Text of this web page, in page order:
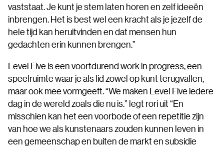
vaststaat. Je kunt je stem laten horen en zelf ideeën
inbrengen. Het is best wel een kracht als je jezelf de
hele tijd kan heruitvinden en dat mensen hun
gedachten erin kunnen brengen.”
Level Five is een voortdurend work in progress, een
speelruimte waar je als lid zowel op kunt terugvallen,
maar ook mee vormgeeft. “We maken Level Five iedere
dag in de wereld zoals die nu is.” legt rori uit “En
misschien kan het een voorbode of een repetitie zijn
van hoe we als kunstenaars zouden kunnen leven in
een gemeenschap en buiten de markt en subsidie